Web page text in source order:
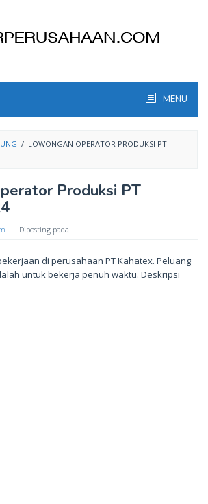
MENU
/ LOWONGAN OPERATOR PRODUKSI PT
Produksi PT
Diposting pada
di perusahaan PT Kahatex. Peluang
untuk bekerja penuh waktu. Deskripsi